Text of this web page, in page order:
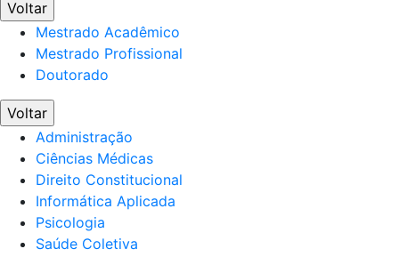
Voltar
Mestrado Acadêmico
Mestrado Profissional
Doutorado
Voltar
Administração
Ciências Médicas
Direito Constitucional
Informática Aplicada
Psicologia
Saúde Coletiva